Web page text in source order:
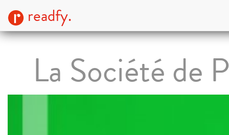
readfy.
La Société de